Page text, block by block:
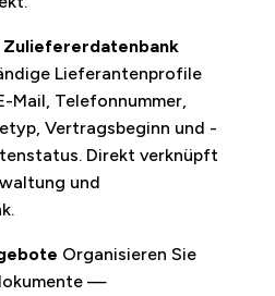
Lieferantenprofile
Mail, Telefonnummer,
Vertragsbeginn und -
Direkt verknüpft
und
Organisieren Sie
—